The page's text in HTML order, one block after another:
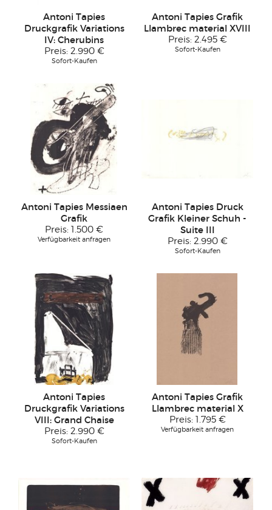
Antoni Tapies
Druckgrafik Variations
IV: Cherubins
Preis: 2.990 €
Sofort-Kaufen
Antoni Tapies Grafik
Llambrec material XVIII
Preis: 2.495 €
Sofort-Kaufen
Antoni Tapies Messiaen
Grafik
Preis: 1.500 €
Verfügbarkeit anfragen
Antoni Tapies Druck
Grafik Kleiner Schuh -
Suite III
Preis: 2.990 €
Sofort-Kaufen
Antoni Tapies
Druckgrafik Variations
VIII: Grand Chaise
Preis: 2.990 €
Sofort-Kaufen
Antoni Tapies Grafik
Llambrec material X
Preis: 1.795 €
Verfügbarkeit anfragen